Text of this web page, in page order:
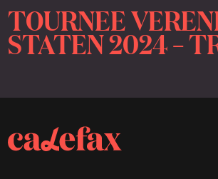
TOURNEE
STATEN 2024 –